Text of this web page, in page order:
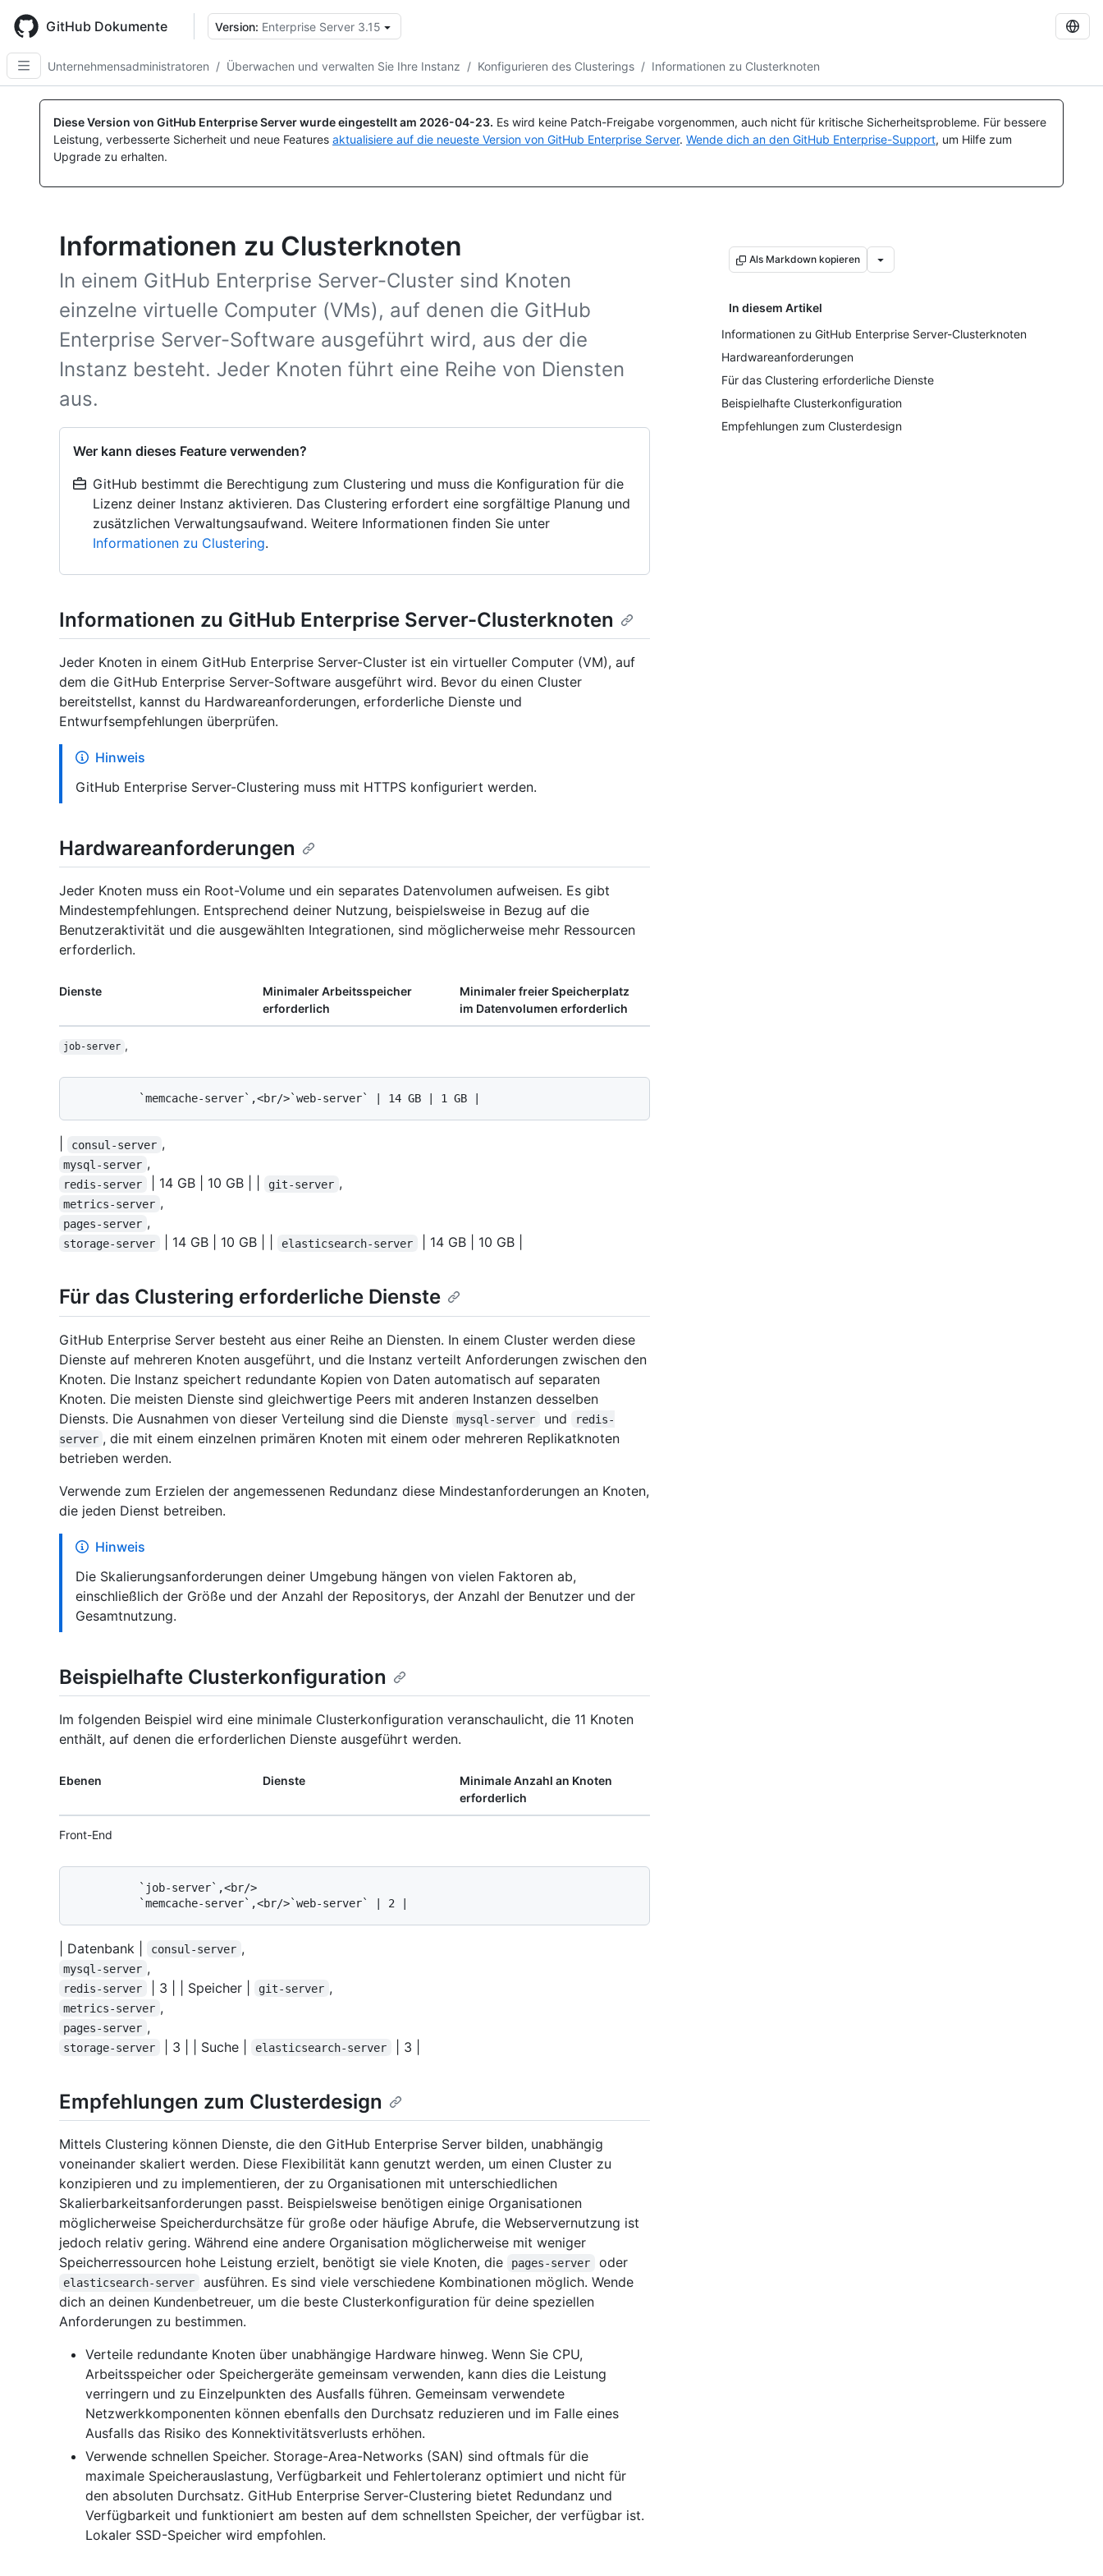
main
content
GitHub Dokumente Version: Enterprise Server 3.15
Unternehmensadministratoren / Überwachen und verwalten Sie Ihre Instanz / Konfigurieren des Clusterings / Informationen zu Clusterknoten
Diese Version von GitHub Enterprise Server wurde eingestellt am 2026-04-23. Es wird keine Patch-Freigabe vorgenommen, auch nicht für kritische Sicherheitsprobleme. Für bessere
Leistung, verbesserte Sicherheit und neue Features aktualisiere auf die neueste Version von GitHub Enterprise Server. Wende dich an den GitHub Enterprise-Support, um Hilfe zum
Upgrade zu erhalten.
Informationen zu Clusterknoten
In einem GitHub Enterprise Server-Cluster sind Knoten
einzelne virtuelle Computer (VMs), auf denen die GitHub
Enterprise Server-Software ausgeführt wird, aus der die
Instanz besteht. Jeder Knoten führt eine Reihe von Diensten
aus.
Wer kann dieses Feature verwenden?
GitHub bestimmt die Berechtigung zum Clustering und muss die Konfiguration für die
Lizenz deiner Instanz aktivieren. Das Clustering erfordert eine sorgfältige Planung und
zusätzlichen Verwaltungsaufwand. Weitere Informationen finden Sie unter
Informationen zu Clustering.
Als Markdown kopieren
In diesem Artikel
Informationen zu GitHub Enterprise Server-Clusterknoten
Hardwareanforderungen
Für das Clustering erforderliche Dienste
Beispielhafte Clusterkonfiguration
Empfehlungen zum Clusterdesign
Informationen zu GitHub Enterprise Server-Clusterknoten
Jeder Knoten in einem GitHub Enterprise Server-Cluster ist ein virtueller Computer (VM), auf
dem die GitHub Enterprise Server-Software ausgeführt wird. Bevor du einen Cluster
bereitstellst, kannst du Hardwareanforderungen, erforderliche Dienste und
Entwurfsempfehlungen überprüfen.
Hinweis
GitHub Enterprise Server-Clustering muss mit HTTPS konfiguriert werden.
Hardwareanforderungen
Jeder Knoten muss ein Root-Volume und ein separates Datenvolumen aufweisen. Es gibt
Mindestempfehlungen. Entsprechend deiner Nutzung, beispielsweise in Bezug auf die
Benutzeraktivität und die ausgewählten Integrationen, sind möglicherweise mehr Ressourcen
erforderlich.
Dienste
Minimaler Arbeitsspeicher
erforderlich
Minimaler freier Speicherplatz
im Datenvolumen erforderlich
job-server ,
consul-server ,
mysql-server ,
redis-server | 14 GB | 10 GB | | git-server ,
metrics-server ,
pages-server ,
storage-server | 14 GB | 10 GB | | elasticsearch-server | 14 GB | 10 GB |
Für das Clustering erforderliche Dienste
GitHub Enterprise Server besteht aus einer Reihe an Diensten. In einem Cluster werden diese
Dienste auf mehreren Knoten ausgeführt, und die Instanz verteilt Anforderungen zwischen den
Knoten. Die Instanz speichert redundante Kopien von Daten automatisch auf separaten
Knoten. Die meisten Dienste sind gleichwertige Peers mit anderen Instanzen desselben
Diensts. Die Ausnahmen von dieser Verteilung sind die Dienste
mysql-server und
redis-
server , die mit einem einzelnen primären Knoten mit einem oder mehreren Replikatknoten
betrieben werden.
Verwende zum Erzielen der angemessenen Redundanz diese Mindestanforderungen an Knoten,
die jeden Dienst betreiben.
Hinweis
Die Skalierungsanforderungen deiner Umgebung hängen von vielen Faktoren ab,
einschließlich der Größe und der Anzahl der Repositorys, der Anzahl der Benutzer und der
Gesamtnutzung.
Beispielhafte Clusterkonfiguration
Im folgenden Beispiel wird eine minimale Clusterkonfiguration veranschaulicht, die 11 Knoten
enthält, auf denen die erforderlichen Dienste ausgeführt werden.
Ebenen Dienste
Minimale Anzahl an Knoten
erforderlich
Front-End
| Datenbank | consul-server ,
mysql-server ,
redis-server | 3 | | Speicher | git-server ,
metrics-server ,
pages-server ,
storage-server | 3 | | Suche | elasticsearch-server | 3 |
Empfehlungen zum Clusterdesign
Mittels Clustering können Dienste, die den GitHub Enterprise Server bilden, unabhängig
voneinander skaliert werden. Diese Flexibilität kann genutzt werden, um einen Cluster zu
konzipieren und zu implementieren, der zu Organisationen mit unterschiedlichen
Skalierbarkeitsanforderungen passt. Beispielsweise benötigen einige Organisationen
möglicherweise Speicherdurchsätze für große oder häufige Abrufe, die Webservernutzung ist
jedoch relativ gering. Während eine andere Organisation möglicherweise mit weniger
Speicherressourcen hohe Leistung erzielt, benötigt sie viele Knoten, die
pages-server oder
elasticsearch-server
ausführen. Es sind viele verschiedene Kombinationen möglich. Wende
dich an deinen Kundenbetreuer, um die beste Clusterkonfiguration für deine speziellen
Anforderungen zu bestimmen.
Verteile redundante Knoten über unabhängige Hardware hinweg. Wenn Sie CPU,
Arbeitsspeicher oder Speichergeräte gemeinsam verwenden, kann dies die Leistung
verringern und zu Einzelpunkten des Ausfalls führen. Gemeinsam verwendete
Netzwerkkomponenten können ebenfalls den Durchsatz reduzieren und im Falle eines
Ausfalls das Risiko des Konnektivitätsverlusts erhöhen.
Verwende schnellen Speicher. Storage-Area-Networks (SAN) sind oftmals für die
maximale Speicherauslastung, Verfügbarkeit und Fehlertoleranz optimiert und nicht für
den absoluten Durchsatz. GitHub Enterprise Server-Clustering bietet Redundanz und
Verfügbarkeit und funktioniert am besten auf dem schnellsten Speicher, der verfügbar ist.
Lokaler SSD-Speicher wird empfohlen.